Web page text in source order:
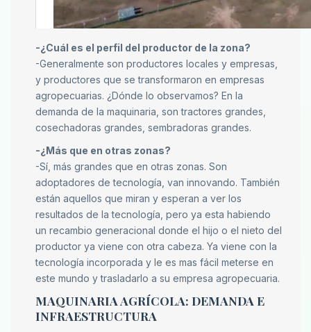
-¿Cuál es el perfil del productor de la zona?
-Generalmente son productores locales y empresas,
y productores que se transformaron en empresas
agropecuarias. ¿Dónde lo observamos? En la
demanda de la maquinaria, son tractores grandes,
cosechadoras grandes, sembradoras grandes.
-¿Más que en otras zonas?
-Sí, más grandes que en otras zonas. Son
adoptadores de tecnología, van innovando. También
están aquellos que miran y esperan a ver los
resultados de la tecnología, pero ya esta habiendo
un recambio generacional donde el hijo o el nieto del
productor ya viene con otra cabeza. Ya viene con la
tecnología incorporada y le es mas fácil meterse en
este mundo y trasladarlo a su empresa agropecuaria.
MAQUINARIA AGRÍCOLA: DEMANDA E
INFRAESTRUCTURA